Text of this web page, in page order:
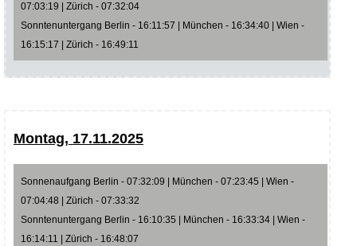
07:03:19 | Zürich - 07:32:04
Sonntenuntergang Berlin - 16:11:57 | München - 16:34:40 | Wien -
16:15:17 | Zürich - 16:49:11
Montag, 17.11.2025
Sonnenaufgang Berlin - 07:32:09 | München - 07:23:45 | Wien -
07:04:48 | Zürich - 07:33:32
Sonntenuntergang Berlin - 16:10:35 | München - 16:33:34 | Wien -
16:14:11 | Zürich - 16:48:07